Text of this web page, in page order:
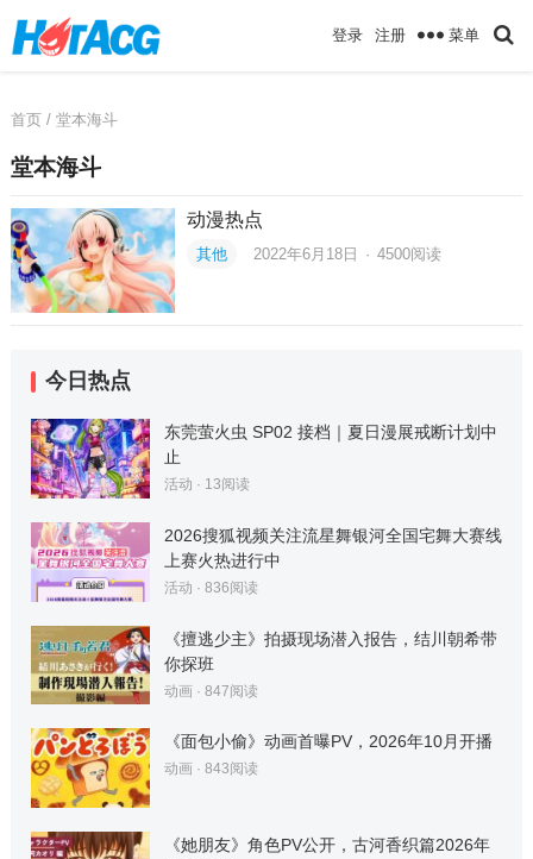
登录 注册 菜单
首页/ 堂本海斗
堂本海斗
动漫热点
其他 2022年6月18日 · 4500阅读
今日热点
东莞萤火虫 SP02 接档｜夏日漫展戒断计划中
止
活动 · 13阅读
2026搜狐视频关注流星舞银河全国宅舞大赛线
上赛火热进行中
活动 · 836阅读
《擅逃少主》拍摄现场潜入报告，结川朝希带
你探班
动画· 847阅读
《面包小偷》动画首曝PV，2026年10月开播
动画· 843阅读
《她朋友》角色PV公开，古河香织篇2026年